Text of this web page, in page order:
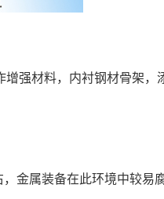
强材料，内衬钢材骨架，
金属装备在此环境中较易